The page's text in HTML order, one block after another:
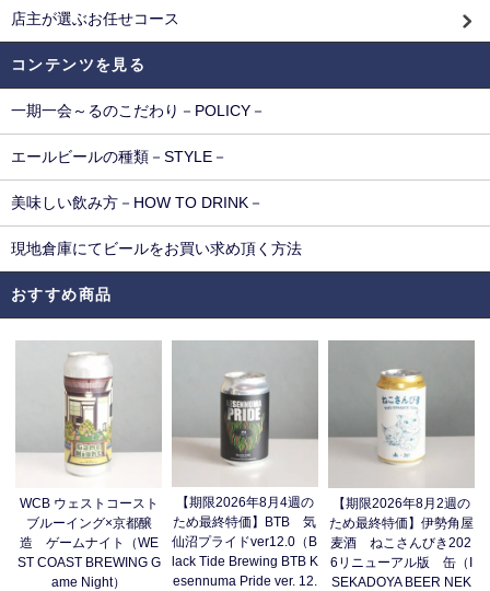
店主が選ぶお任せコース
コンテンツを見る
一期一会～るのこだわり－POLICY－
エールビールの種類－STYLE－
美味しい飲み方－HOW TO DRINK－
現地倉庫にてビールをお買い求め頂く方法
おすすめ商品
WCB ウェストコースト
ブルーイング×京都醸
造 ゲームナイト（WE
ST COAST BREWING G
ame Night）
【期限2026年8月4週の
ため最終特価】BTB 気
仙沼プライドver12.0（B
lack Tide Brewing BTB K
esennuma Pride ver. 12.
【期限2026年8月2週の
ため最終特価】伊勢角屋
麦酒 ねこさんびき202
6リニューアル版 缶（I
SEKADOYA BEER NEK